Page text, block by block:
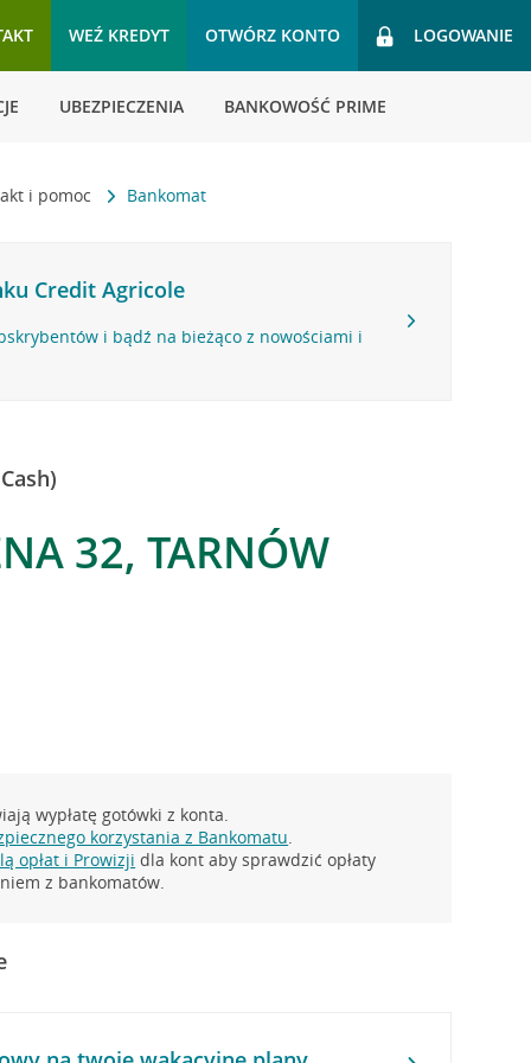
WEŹ KREDYT OTWÓRZ KONTO LOGOWANIE
UBEZPIECZENIA BANKOWOŚĆ PRIME
i pomoc Bankomat
Credit Agricole
i bądź na bieżąco z nowościami i
32, TARNÓW
wypłatę gotówki z konta.
korzystania z Bankomatu.
opłat i Prowizji dla kont aby sprawdzić opłaty
z bankomatów.